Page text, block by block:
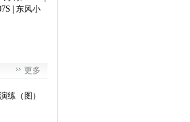
东风小
更多
练（图）